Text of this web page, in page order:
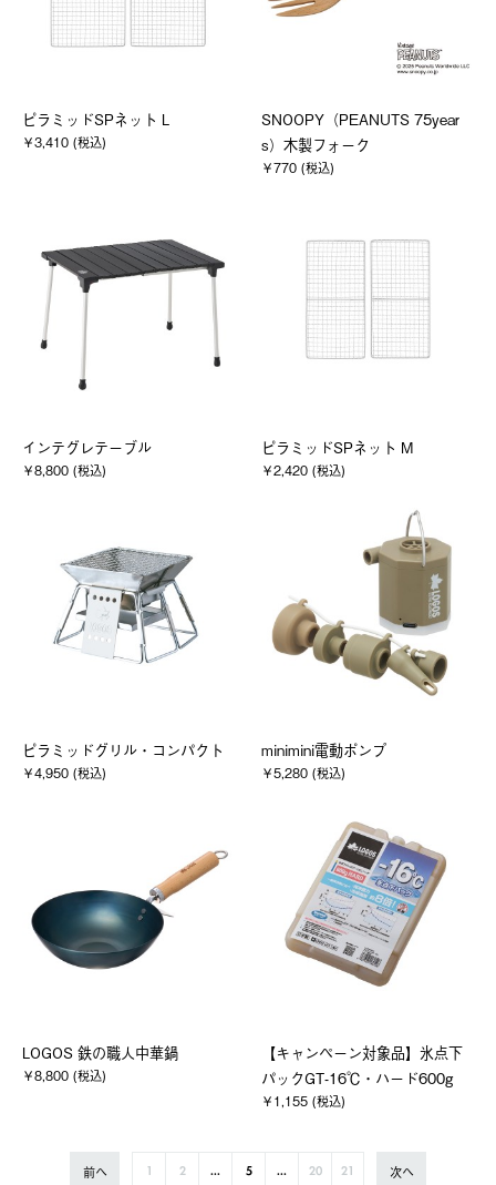
ピラミッドSPネット L
￥3,410 (税込)
SNOOPY（PEANUTS 75year
s）木製フォーク
￥770 (税込)
インテグレテーブル
￥8,800 (税込)
ピラミッドSPネット M
￥2,420 (税込)
ピラミッドグリル・コンパクト
￥4,950 (税込)
minimini電動ポンプ
￥5,280 (税込)
LOGOS 鉄の職人中華鍋
￥8,800 (税込)
【キャンペーン対象品】氷点下
パックGT-16℃・ハード600g
￥1,155 (税込)
前へ 1 2 ... 5 ... 20 21 次へ